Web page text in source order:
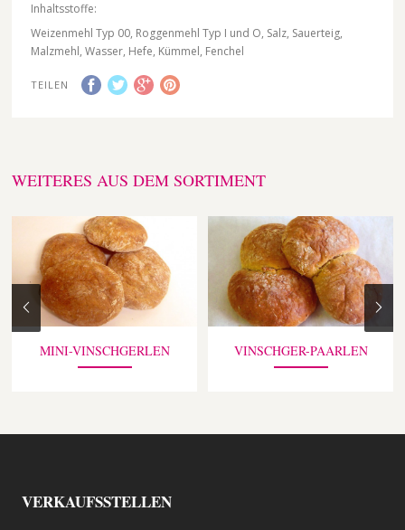
Inhaltsstoffe:
Weizenmehl Typ 00, Roggenmehl Typ I und O, Salz, Sauerteig,
Malzmehl, Wasser, Hefe, Kümmel, Fenchel
TEILEN
WEITERES AUS DEM SORTIMENT
MINI-VINSCHGERLEN VINSCHGER-PAARLEN
VERKAUFSSTELLEN